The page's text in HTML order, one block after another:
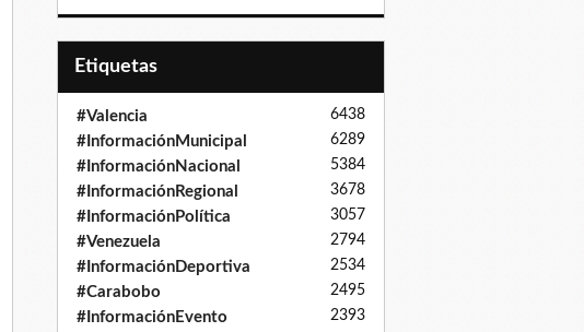
Etiquetas
#Valencia 6438
#InformaciónMunicipal 6289
#InformaciónNacional 5384
#InformaciónRegional 3678
#InformaciónPolítica 3057
#Venezuela 2794
#InformaciónDeportiva 2534
#Carabobo 2495
#InformaciónEvento 2393